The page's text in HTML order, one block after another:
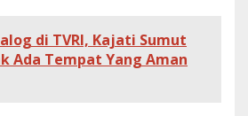
di TVRI, Kajati Sumut
Ada Tempat Yang Aman